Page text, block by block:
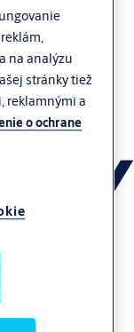
na analýzu
stránky tiež
reklamnými a
o ochrane